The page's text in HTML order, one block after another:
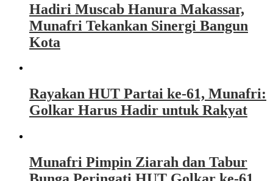
Hadiri Muscab Hanura Makassar,
Munafri Tekankan Sinergi Bangun
Kota
Rayakan HUT Partai ke-61, Munafri:
Golkar Harus Hadir untuk Rakyat
Munafri Pimpin Ziarah dan Tabur